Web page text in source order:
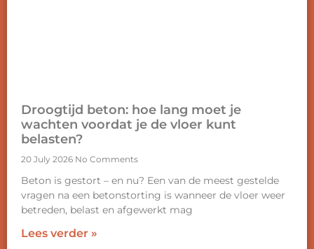
Droogtijd beton: hoe lang moet je
wachten voordat je de vloer kunt
belasten?
20 July 2026 No Comments
Beton is gestort – en nu? Een van de meest gestelde
vragen na een betonstorting is wanneer de vloer weer
betreden, belast en afgewerkt mag
Lees verder »